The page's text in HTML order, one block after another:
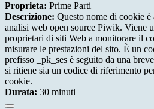
Proprieta: Prime Parti
Descrizione: Questo nome di cookie è
analisi web open source Piwik. Viene
proprietari di siti Web a monitorare il
misurare le prestazioni del sito. È un
prefisso _pk_ses è seguito da una
si ritiene sia un codice di riferimento
cookie.
Durata: 30 minuti